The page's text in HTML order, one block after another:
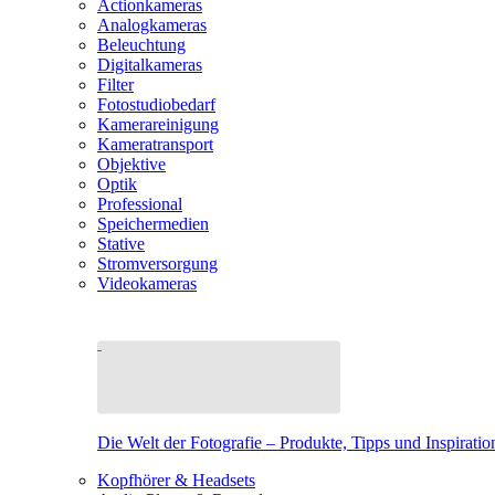
Actionkameras
Analogkameras
Beleuchtung
Digitalkameras
Filter
Fotostudiobedarf
Kamerareinigung
Kameratransport
Objektive
Optik
Professional
Speichermedien
Stative
Stromversorgung
Videokameras
Die Welt der Fotografie – Produkte, Tipps und
Kopfhörer & Headsets